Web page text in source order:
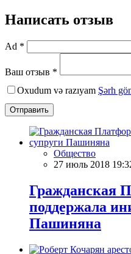
Написать отзыв
Ad *
Ваш отзыв *
Oxudum və razıyam Şərh
Отправить
Общество
27 июль 2018
Гражданская
поддержала
Пашиняна